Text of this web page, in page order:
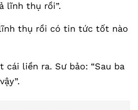
lĩnh thụ rồi”.
lĩnh thụ rồi có tin tức tốt nào
cái liền ra. Sư bảo: “Sau ba